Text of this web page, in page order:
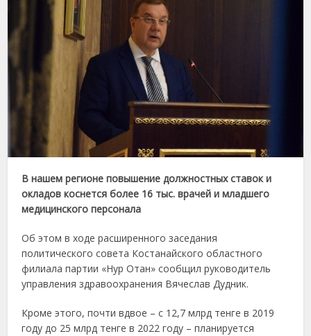
В нашем регионе повышение должностных ставок и
окладов коснется более 16 тыс. врачей и младшего
медицинского персонала
Об этом в ходе расширенного заседания
политического совета Костанайского областного
филиала партии «Нур Отан» сообщил руководитель
управления здравоохранения Вячеслав Дудник.
Кроме этого, почти вдвое – с 12,7 млрд тенге в 2019
году до 25 млрд тенге в 2022 году – планируется